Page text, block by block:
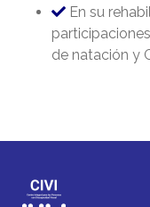
En su
de natación y